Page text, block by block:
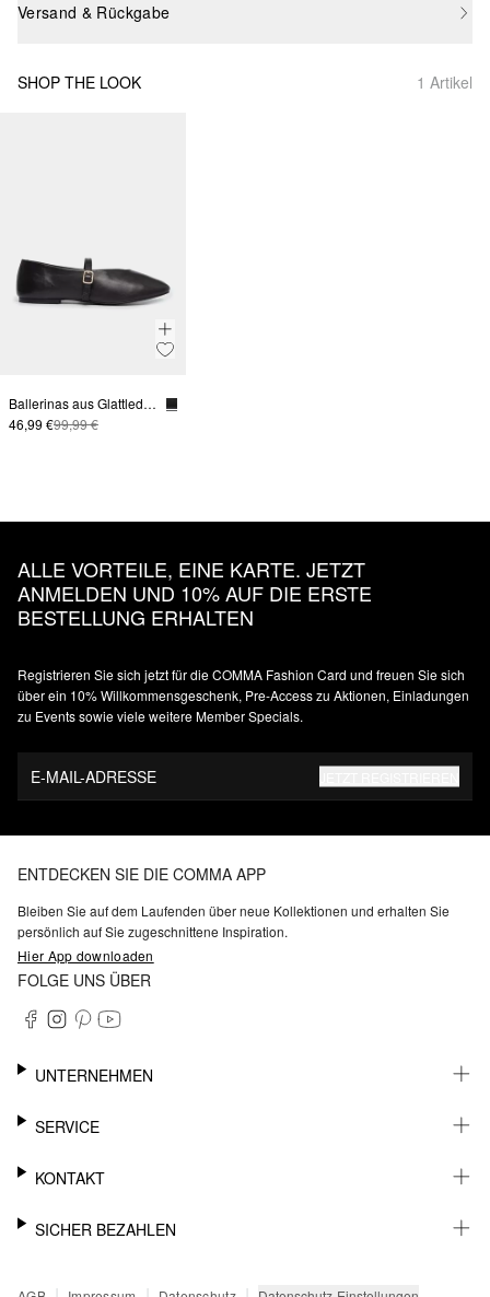
Versand & Rückgabe
SHOP THE LOOK 1 Artikel
Ballerinas aus Glattleder mit Riemchen
46,99 €99,99 €
ALLE VORTEILE, EINE KARTE. JETZT
ANMELDEN UND 10% AUF DIE ERSTE
BESTELLUNG ERHALTEN
Registrieren Sie sich jetzt für die COMMA Fashion Card und freuen Sie sich
über ein 10% Willkommensgeschenk, Pre-Access zu Aktionen, Einladungen
zu Events sowie viele weitere Member Specials.
E-MAIL-ADRESSE
ENTDECKEN SIE DIE COMMA APP
Bleiben Sie auf dem Laufenden über neue Kollektionen und erhalten Sie
persönlich auf Sie zugeschnittene Inspiration.
Hier App downloaden
FOLGE UNS ÜBER
UNTERNEHMEN
KARRIERE
BARRIEREFREIHEIT
SERVICE
WHATSAPP
MEIN KONTO
KONTAKT
SUPPORT
SICHER BEZAHLEN